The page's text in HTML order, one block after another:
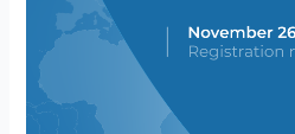
training
session
as